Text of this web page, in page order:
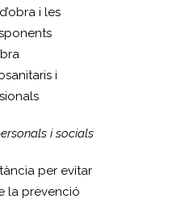
i les
i
i socials
per evitar
la prevenció